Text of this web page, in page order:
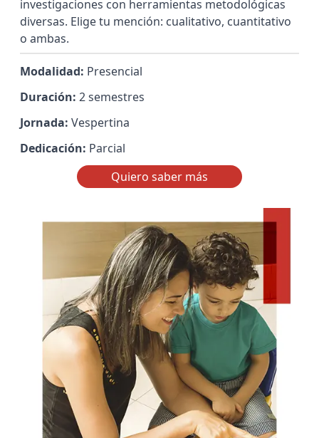
investigaciones con herramientas metodológicas
diversas. Elige tu mención: cualitativo, cuantitativo
o ambas.
Modalidad: Presencial
Duración: 2 semestres
Jornada: Vespertina
Dedicación: Parcial
Quiero saber más